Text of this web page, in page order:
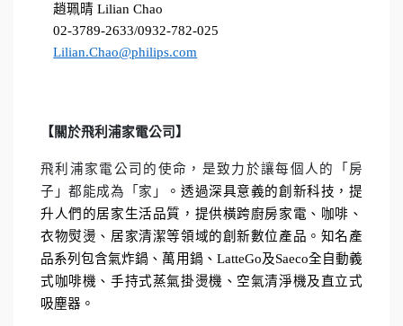
趙珮晴 Lilian Chao
02-3789-2633/0932-782-025
Lilian.Chao@philips.com
【關於飛利浦家電公司】
飛利浦家電公司的使命，是致力於讓每個人的「房
子」都能成為「家」
。透過深具意義的創新科技，提
升人們的居家生活品質，提供橫跨廚房家電、咖啡、
衣物熨燙、居家清潔等領域的創新數位產品。知名產
品系列包含氣炸鍋、萬用鍋、 LatteGo及Saeco全自動義
式咖啡機、手持式蒸氣掛燙機、空氣清淨機及直立式
吸塵器。